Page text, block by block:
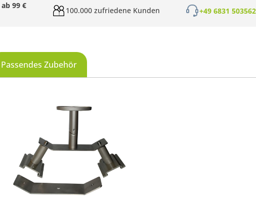
ab 99 €
100.000 zufriedene Kunden +49 6831
Passendes Zubehör